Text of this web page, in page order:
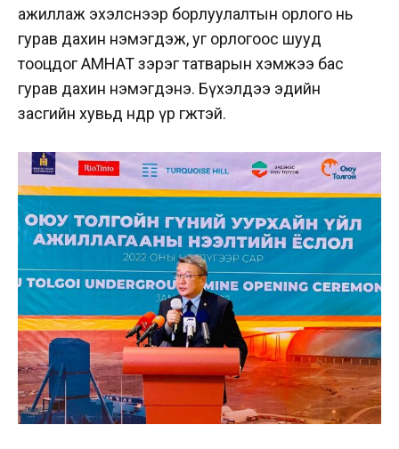
ажиллаж эхэлснээр борлуулалтын орлого нь
гурав дахин нэмэгдэж, уг орлогоос шууд
тооцдог АМНАТ зэрэг татварын хэмжээ бас
гурав дахин нэмэгдэнэ. Бүхэлдээ эдийн
засгийн хувьд өндөр үр өгөөжтэй.